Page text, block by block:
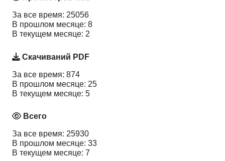
За все время: 25056
В прошлом месяце: 8
В текущем месяце: 2
Скачиваний PDF
За все время: 874
В прошлом месяце: 25
В текущем месяце: 5
Всего
За все время: 25930
В прошлом месяце: 33
В текущем месяце: 7